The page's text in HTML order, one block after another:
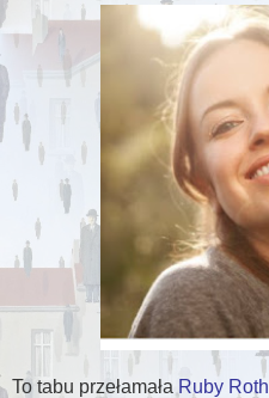
To tabu przełamała Ruby Roth